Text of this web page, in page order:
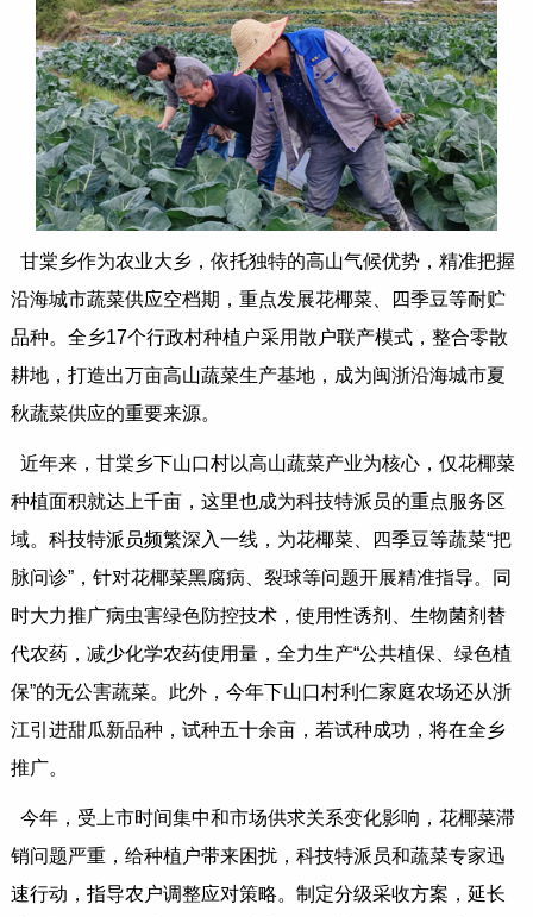
甘棠乡作为农业大乡，依托独特的高山气候优势，精准把握
沿海城市蔬菜供应空档期，重点发展花椰菜、四季豆等耐贮
品种。全乡17个行政村种植户采用散户联产模式，整合零散
耕地，打造出万亩高山蔬菜生产基地，成为闽浙沿海城市夏
秋蔬菜供应的重要来源。
近年来，甘棠乡下山口村以高山蔬菜产业为核心，仅花椰菜
种植面积就达上千亩，这里也成为科技特派员的重点服务区
域。科技特派员频繁深入一线，为花椰菜、四季豆等蔬菜“把
脉问诊”，针对花椰菜黑腐病、裂球等问题开展精准指导。同
时大力推广病虫害绿色防控技术，使用性诱剂、生物菌剂替
代农药，减少化学农药使用量，全力生产“公共植保、绿色植
保”的无公害蔬菜。此外，今年下山口村利仁家庭农场还从浙
江引进甜瓜新品种，试种五十余亩，若试种成功，将在全乡
推广。
今年，受上市时间集中和市场供求关系变化影响，花椰菜滞
销问题严重，给种植户带来困扰，科技特派员和蔬菜专家迅
速行动，指导农户调整应对策略。制定分级采收方案，延长